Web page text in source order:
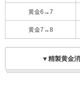
黄金6→7
黄金7→8
▼精製黄金